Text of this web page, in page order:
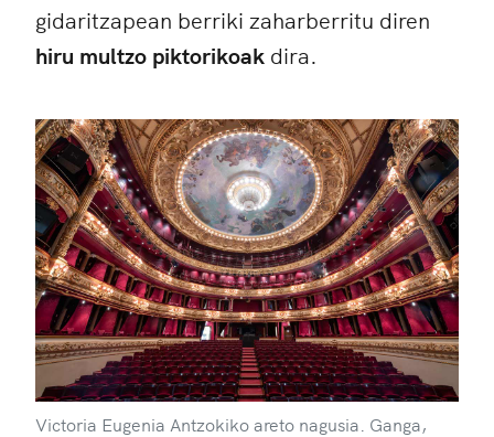
gidaritzapean berriki zaharberritu diren
hiru multzo piktorikoak dira.
Victoria Eugenia Antzokiko areto nagusia. Ganga,